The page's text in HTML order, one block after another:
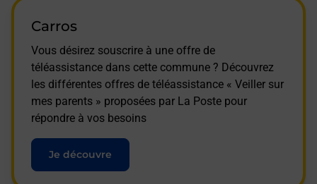
Carros
Vous désirez souscrire à une offre de
téléassistance dans cette commune ? Découvrez
les différentes offres de téléassistance « Veiller sur
mes parents » proposées par La Poste pour
répondre à vos besoins
Je découvre